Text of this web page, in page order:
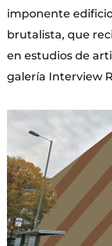
imponente
brutalista, que
en estudios de
galería Interview